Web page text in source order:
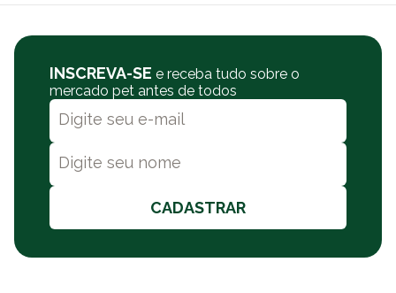
INSCREVA-SE e receba tudo sobre o
mercado pet antes de todos
CADASTRAR